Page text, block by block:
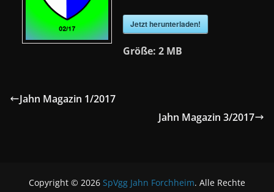
Jetzt herunterladen!
Größe:2 MB
Jahn Magazin 1/2017
Jahn Magazin 3/2017
Copyright © 2026 SpVgg Jahn Forchheim. Alle Rechte